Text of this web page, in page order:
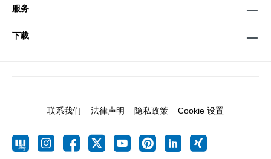
服务
下载
联系我们 法律声明 隐私政策 Cookie 设置